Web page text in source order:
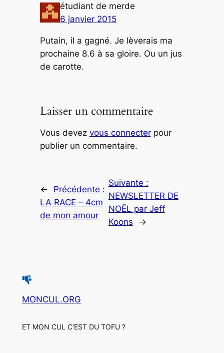
étudiant de merde
6 janvier 2015
Putain, il a gagné. Je lèverais ma
prochaine 8.6 à sa gloire. Ou un jus
de carotte.
Laisser un commentaire
Vous devez vous connecterpour
publier un commentaire.
←
Précédente :
LA RACE – 4cm
de mon amour
Suivante :
NEWSLETTER DE
NOËL par Jeff
Koons
→
MONCUL.ORG
ET MON CUL C'EST DU TOFU ?